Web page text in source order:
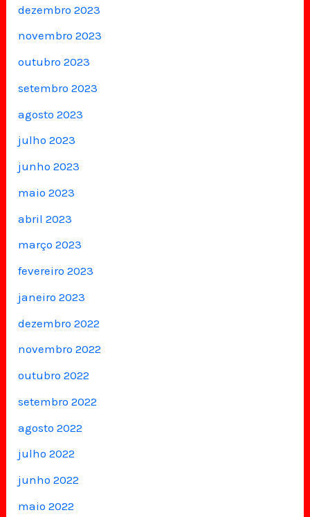
dezembro 2023
novembro 2023
outubro 2023
setembro 2023
agosto 2023
julho 2023
junho 2023
maio 2023
abril 2023
março 2023
fevereiro 2023
janeiro 2023
dezembro 2022
novembro 2022
outubro 2022
setembro 2022
agosto 2022
julho 2022
junho 2022
maio 2022